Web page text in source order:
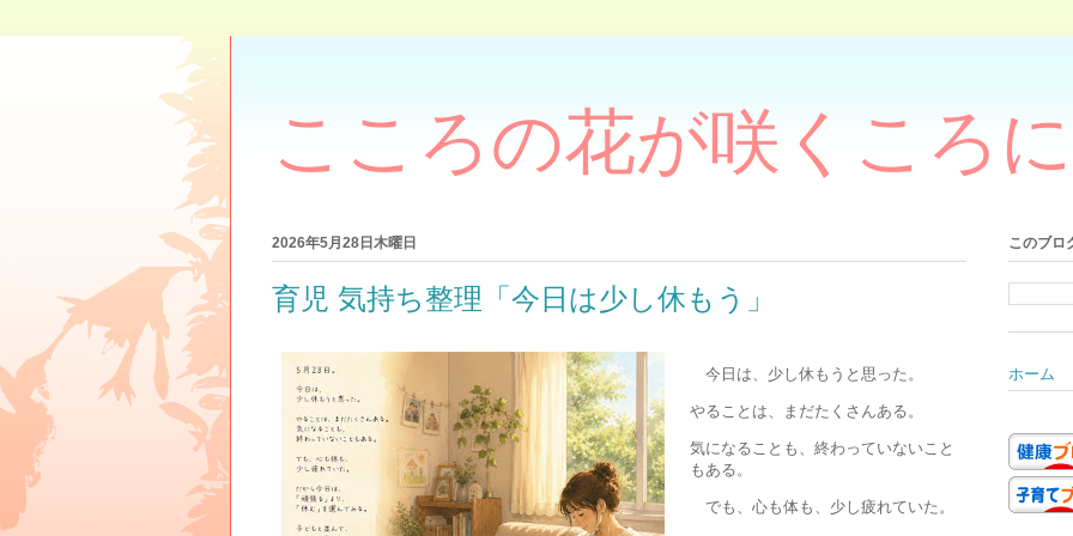
こころの花が咲くころに
2026年5月28日木曜日
育児 気持ち整理「今日は少し休もう」
今日は、少し休もうと思った。
やることは、まだたくさんある。
気になることも、終わっていないこと
もある。
でも、心も体も、少し疲れていた。
このブロ
ホーム